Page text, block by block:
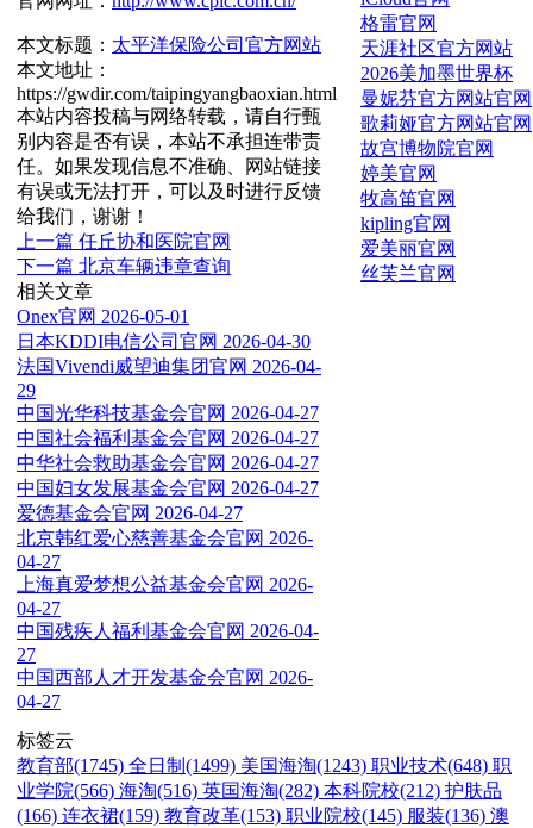
本文标题： 太平洋保险公司官方网站
本文地址：
https://gwdir.com/taipingyangbaoxian.html
本站内容投稿与网络转载，请自行甄
别内容是否有误，本站不承担连带责
任。如果发现信息不准确、网站链接
有误或无法打开，可以及时进行反馈
给我们，谢谢！
上一篇 任丘协和医院官网
下一篇 北京车辆违章查询
相关文章
Onex官网 2026-05-01
日本KDDI电信公司官网 2026-04-30
法国Vivendi威望迪集团官网 2026-04-
29
中国光华科技基金会官网 2026-04-27
中国社会福利基金会官网 2026-04-27
中华社会救助基金会官网 2026-04-27
中国妇女发展基金会官网 2026-04-27
爱德基金会官网 2026-04-27
北京韩红爱心慈善基金会官网 2026-
04-27
上海真爱梦想公益基金会官网 2026-
04-27
中国残疾人福利基金会官网 2026-04-
27
中国西部人才开发基金会官网 2026-
04-27
格雷官网
天涯社区官方网站
2026美加墨世界杯
曼妮芬官方网站官网
歌莉娅官方网站官网
故宫博物院官网
婷美官网
牧高笛官网
kipling官网
爱美丽官网
丝芙兰官网
标签云
教育部(1745) 全日制(1499) 美国海淘(1243) 职业技术(648) 职
业学院(566) 海淘(516) 英国海淘(282) 本科院校(212) 护肤品
(166) 连衣裙(159) 教育改革(153) 职业院校(145) 服装(136) 澳